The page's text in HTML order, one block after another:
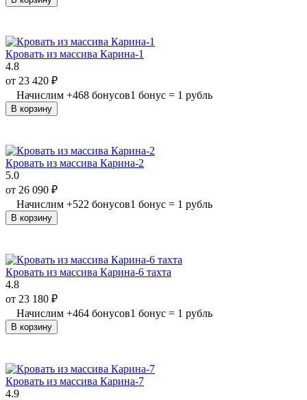
Кровать из массива Карина-1
4.8
от 23 420 ₽
Начислим +468 бонусов1 бонус = 1 рубль
В корзину
Кровать из массива Карина-2
5.0
от 26 090 ₽
Начислим +522 бонусов1 бонус = 1 рубль
В корзину
Кровать из массива Карина-6 тахта
4.8
от 23 180 ₽
Начислим +464 бонусов1 бонус = 1 рубль
В корзину
Кровать из массива Карина-7
4.9